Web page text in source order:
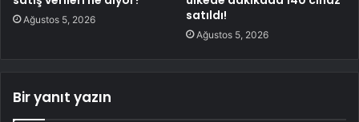
Ağustos 5, 2026
satıldı!
Ağustos 5, 2026
Bir yanıt yazın